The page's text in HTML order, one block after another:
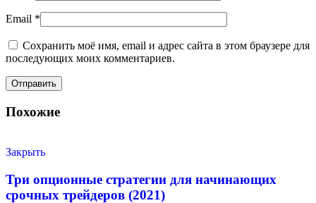
Email *
Сохранить моё имя, email и адрес сайта в этом браузере для
последующих моих комментариев.
Похожие
Закрыть
Три опционные стратегии для начинающих
срочных трейдеров (2021)